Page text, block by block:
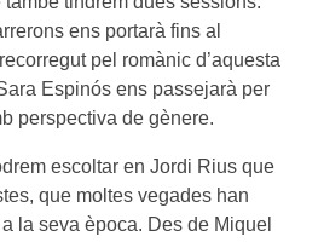
ens portarà fins al
pel romànic d’aquesta
Espinós ens passejarà per
perspectiva de gènere.
escoltar en Jordi Rius que
que moltes vegades han
la seva època. Des de Miquel